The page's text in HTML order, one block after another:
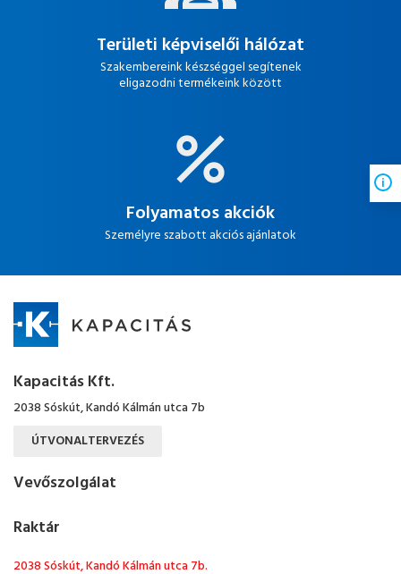
Területi képviselői hálózat
Szakembereink készséggel segítenek
eligazodni termékeink között
Folyamatos akciók
Személyre szabott akciós ajánlatok
Kapacitás Kft.
2038 Sóskút, Kandó Kálmán utca 7b
ÚTVONALTERVEZÉS
Vevőszolgálat
Raktár
2038 Sóskút, Kandó Kálmán utca 7b.